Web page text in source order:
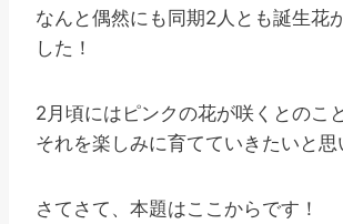
なんと偶然にも同期2人とも誕生花
した！
2月頃にはピンクの花が咲くとのこ
それを楽しみに育てていきたいと思
さてさて、本題はここからです！